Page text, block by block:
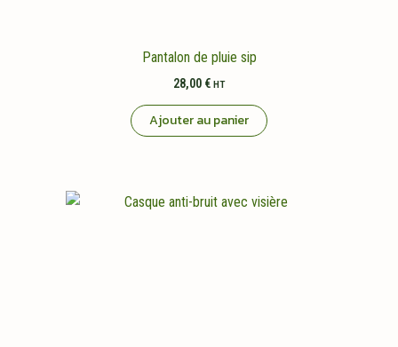
Pantalon de pluie sip
28,00 € HT
Ajouter au panier